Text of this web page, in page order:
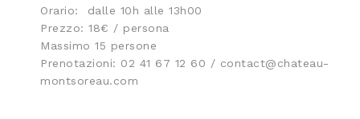
Orario: dalle 10h alle 13h00
Prezzo: 18€ / persona
Massimo 15 persone
Prenotazioni: 02 41 67 12 60 / contact@chateau-
montsoreau.com